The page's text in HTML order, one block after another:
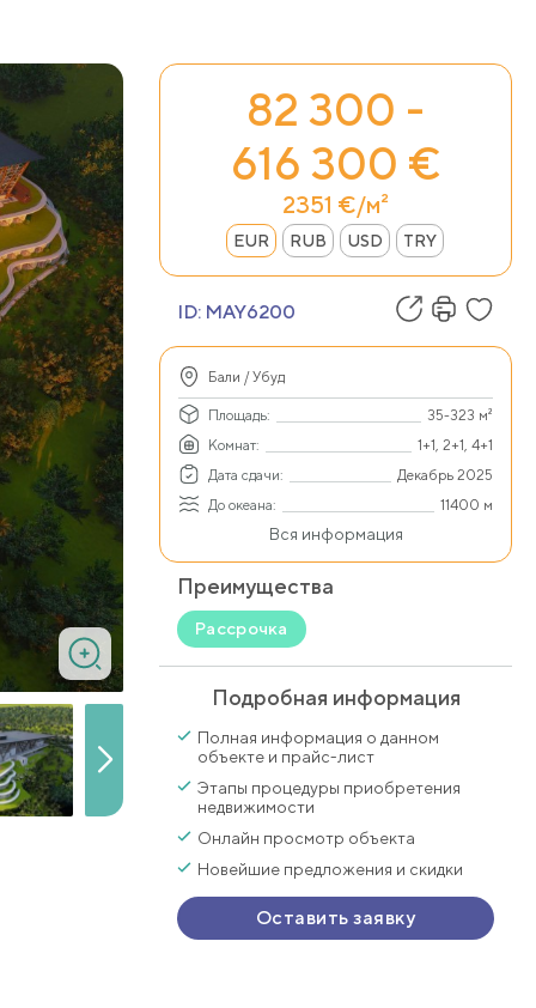
82 300 -
616 300 €
2351 €/м²
EUR RUB USD TRY
ID: MAY6200
Бали / Убуд
Площадь:
35-323 м²
Комнат:
1+1, 2+1, 4+1
Дата сдачи:
Декабрь 2025
До океана:
11400 м
Вся информация
Преимущества
Рассрочка
Подробная информация
Полная информация о данном
объекте и прайс-лист
Этапы процедуры приобретения
недвижимости
Онлайн просмотр объекта
Новейшие предложения и скидки
Оставить заявку